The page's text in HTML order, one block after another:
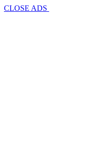
CLOSE ADS